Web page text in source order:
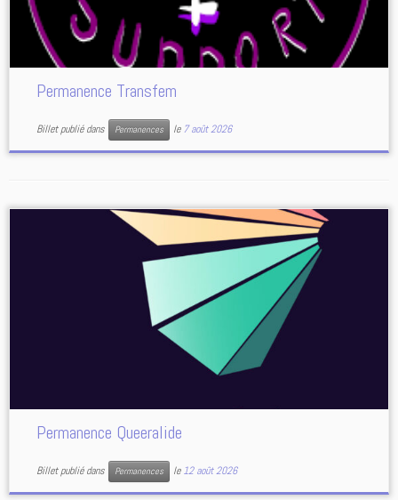
Permanence Transfem
Billet publié dans Permanences le7 août 2026
Permanence Queeralide
Billet publié dans Permanences le12 août 2026